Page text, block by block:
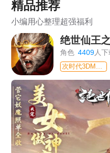
精品推荐
小编用心整理超强福利
绝世仙王
角色 4409人下